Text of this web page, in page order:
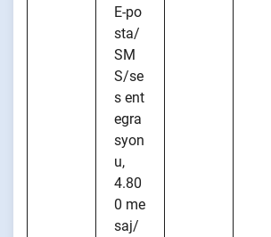
E-po
sta/
SM
S/se
s ent
egra
syon
u,
4.80
0 me
saj/